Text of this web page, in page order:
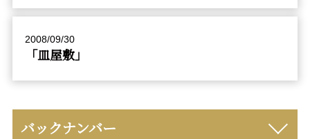
2008/09/30
「皿屋敷」
バックナンバー